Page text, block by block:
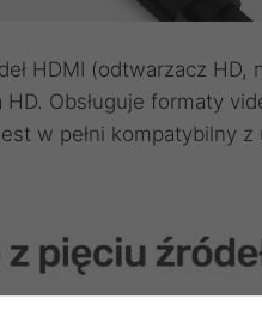
HDMI (odtwarzacz
Obsługuje formaty
w pełni kompatybilny z